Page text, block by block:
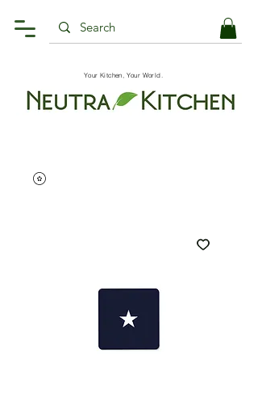
Your Kitchen, Your World.